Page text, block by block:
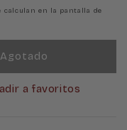
calculan en la pantalla de
Agotado
a favoritos